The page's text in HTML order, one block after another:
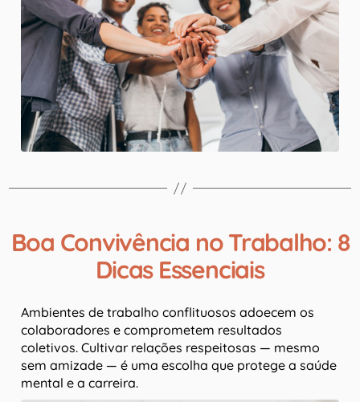
Boa Convivência no Trabalho: 8
Dicas Essenciais
Ambientes de trabalho conflituosos adoecem os
colaboradores e comprometem resultados
coletivos. Cultivar relações respeitosas — mesmo
sem amizade — é uma escolha que protege a saúde
mental e a carreira.